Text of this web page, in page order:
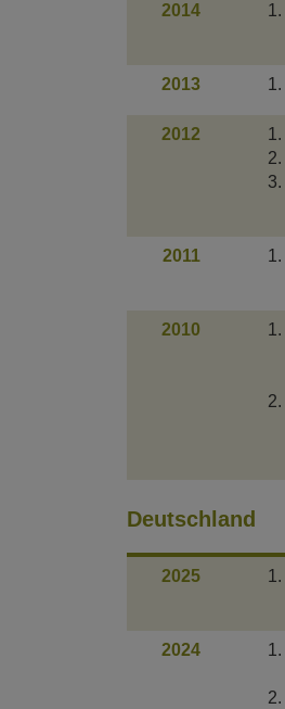
2014
2013
2012
2011
2010
Deutschland
2025
2024